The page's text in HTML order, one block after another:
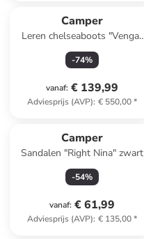
Camper
Leren chelseaboots "Venga"
zwart
-74%
vanaf: € 139,99
Adviesprijs (AVP): € 550,00*
Camper
Sandalen "Right Nina" zwart
-54%
vanaf: € 61,99
Adviesprijs (AVP): € 135,00*